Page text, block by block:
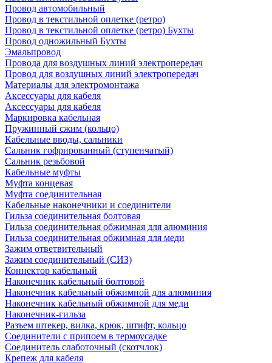
Провод автомобильный
Провод в текстильной оплетке (ретро)
Провод в текстильной оплетке (ретро) Бухты
Провод одножильный Бухты
Эмальпровод
Провода для воздушных линий электропередач
Провод для воздушных линий электропередач
Материалы для электромонтажа
Аксессуары для кабеля
Аксессуары для кабеля
Маркировка кабельная
Пружинный сжим (кольцо)
Кабельные вводы, сальники
Сальник гофрированный (ступенчатый)
Сальник резьбовой
Кабельные муфты
Муфта концевая
Муфта соединительная
Кабельные наконечники и соединители
Гильза соединительная болтовая
Гильза соединительная обжимная для алюминия
Гильза соединительная обжимная для меди
Зажим ответвительный
Зажим соединительный (СИЗ)
Коннектор кабельный
Наконечник кабельный болтовой
Наконечник кабельный обжимной для алюминия
Наконечник кабельный обжимной для меди
Наконечник-гильза
Разъем штекер, вилка, крюк, штифт, кольцо
Соединители с припоем в термоусадке
Соединитель слаботочный (скотчлок)
Крепеж для кабеля